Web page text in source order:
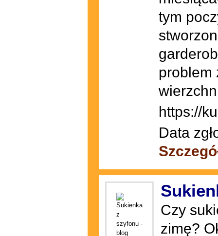
tym
problem
https://
Data
Czy
zimę?